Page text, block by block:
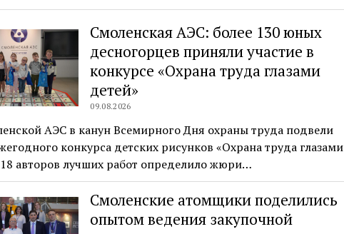
Смоленская АЭС: более 130 юных
десногорцев приняли участие в
конкурсе «Охрана труда глазами
детей»
09.08.2026
АЭС в канун Всемирного Дня охраны труда подвели
конкурса детских рисунков «Охрана труда глазами
авторов лучших работ определило жюри…
Смоленские атомщики поделились
опытом ведения закупочной